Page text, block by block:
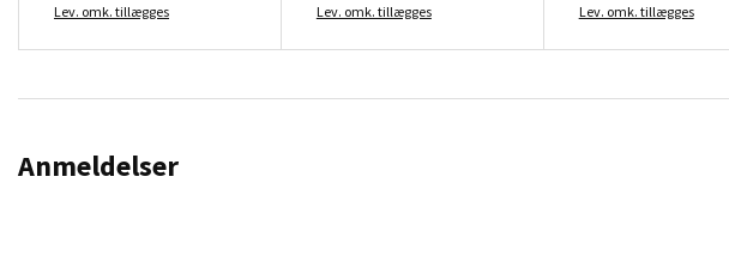
Lev. omk. tillægges Lev. omk. tillægges Lev. omk. tillægges
Anmeldelser